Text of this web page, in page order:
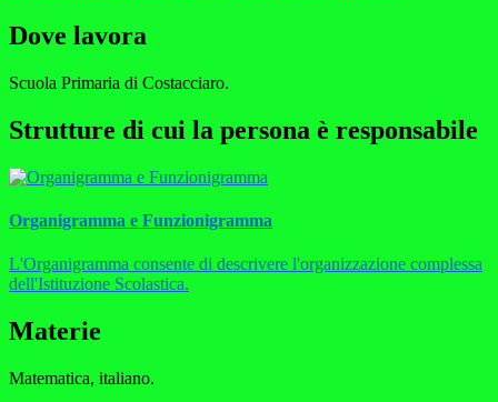
Dove lavora
Scuola Primaria di Costacciaro.
Strutture di cui la persona è responsabile
Organigramma e Funzionigramma
L'Organigramma consente di descrivere l'organizzazione complessa
dell'Istituzione Scolastica.
Materie
Matematica, italiano.